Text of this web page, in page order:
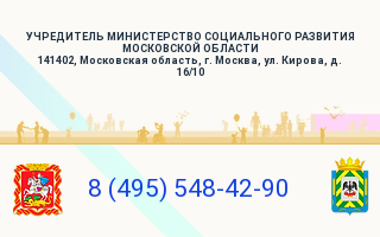
УЧРЕДИТЕЛЬ МИНИСТЕРСТВО СОЦИАЛЬНОГО РАЗВИТИЯ
МОСКОВСКОЙ ОБЛАСТИ
141402, Московская область, г. Москва, ул. Кирова, д.
16/10
8 (495) 548-42-90